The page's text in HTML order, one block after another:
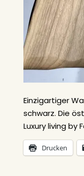
Einzigartiger
schwarz. Die
Luxury living by
Drucken